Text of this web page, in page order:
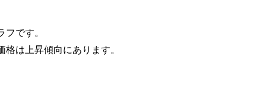
です。
は上昇傾向にあります。